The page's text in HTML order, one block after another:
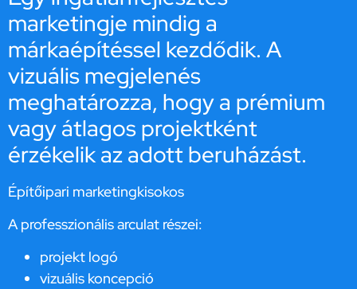
marketingje mindig a
márkaépítéssel kezdődik. A
vizuális megjelenés
meghatározza, hogy a prémium
vagy átlagos projektként
érzékelik az adott beruházást.
Építőipari marketingkisokos
A professzionális arculat részei:
projekt logó
vizuális koncepció